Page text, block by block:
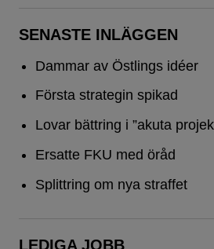
SENASTE INLÄGGEN
Dammar av Östlings idéer
Första strategin spikad
Lovar bättring i ”akuta
Ersatte FKU med öråd
Splittring om nya straffet
LEDIGA JOBB